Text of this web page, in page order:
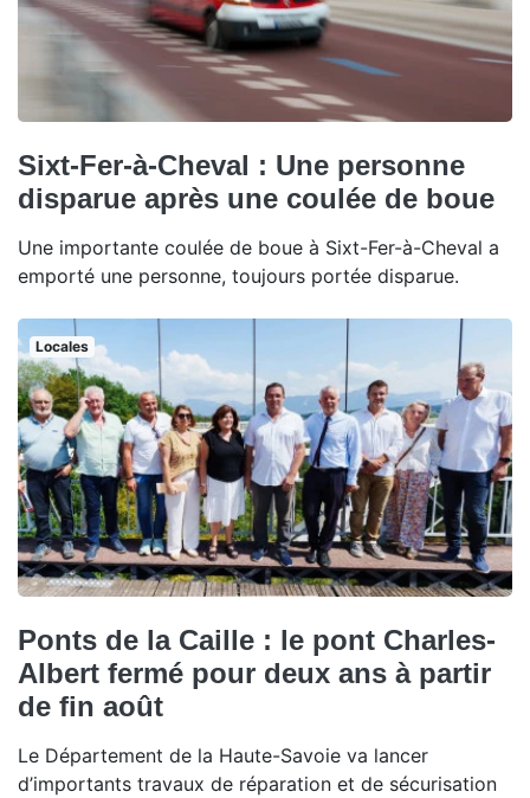
Sixt-Fer-à-Cheval : Une personne
disparue après une coulée de boue
Une importante coulée de boue à Sixt-Fer-à-Cheval a
emporté une personne, toujours portée disparue.
Locales
Ponts de la Caille : le pont Charles-
Albert fermé pour deux ans à partir
de fin août
Le Département de la Haute-Savoie va lancer
d’importants travaux de réparation et de sécurisation